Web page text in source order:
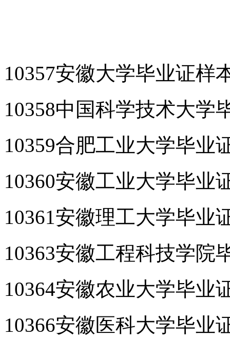
10357安徽大学毕业证样
10358中国科学技术大学
10359合肥工业大学毕业
10360安徽工业大学毕业
10361安徽理工大学毕业
10363安徽工程科技学院
10364安徽农业大学毕业
10366安徽医科大学毕业